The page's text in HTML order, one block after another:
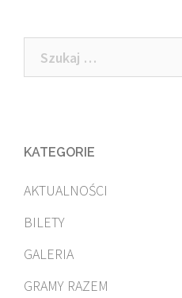
Szukaj:
KATEGORIE
AKTUALNOŚCI
BILETY
GALERIA
GRAMY RAZEM